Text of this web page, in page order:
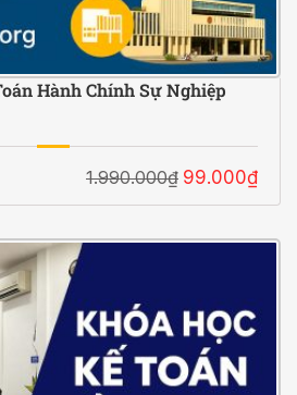
Hành Chính Sự Nghiệp
1.990.000₫ 99.000₫